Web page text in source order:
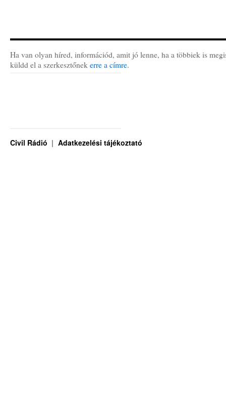
Ha van olyan híred, információd, amit jó lenne, ha a többiek is
küldd el a szerkesztőnek erre a címre.
Civil Rádió Adatkezelési tájékoztató